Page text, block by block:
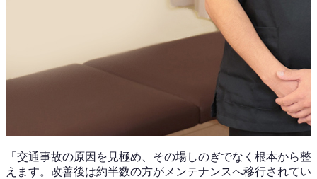
「 交通事故の原因を見極め、その場しのぎでなく根本から整
えます。改善後は約半数の方がメンテナンスへ移行されてい